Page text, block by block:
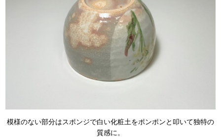
模様のない部分はスポンジで白い化粧土をポンポンと叩いて独特の
質感に。